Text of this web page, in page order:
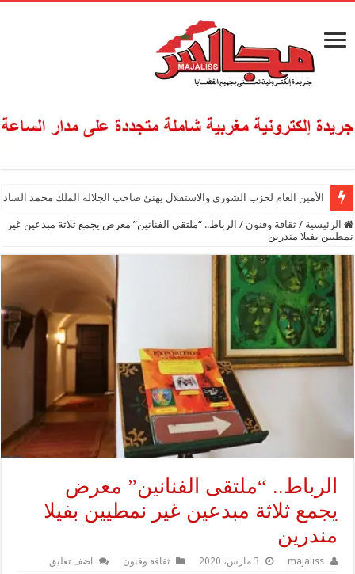
الأمين العام لحزب الشورى والاستقلال يهنئ صاحب الجلالة الملك محمد
الرئيسية / ثقافة وفنون / الرباط.. “ملتقى الفنانين” معرض يجمع ثلاثة مبدعين غير
نمطيين بفيلا مندرين
الرباط.. “ملتقى الفنانين” معرض
يجمع ثلاثة مبدعين غير نمطيين بفيلا
مندرين
majaliss 3 مارس، 2020 ثقافة وفنون اضف تعليق